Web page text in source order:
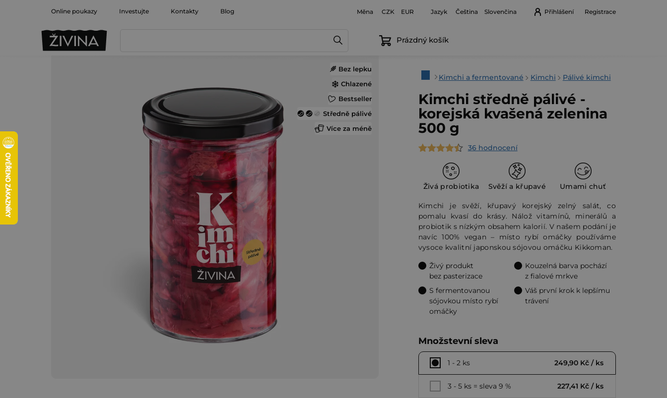
Online poukazy Investujte Kontakty Blog Měna CZK EUR Jazyk Čeština Slovenčina Přihlášení Registrace
Nákupní
Prázdný košík
DomůKimchi a fermentované Kimchi Pálivé kimchi
Kimchi středně pálivé -
korejská kvašená zelenina
500 g
Průměrné
hodnocení
produktu
je
4,7
z
5
hvězdiček.
36 hodnocení
Živá probiotika Svěží a křupavé Umami chuť
Kimchi je svěží, křupavý korejský zelný salát, co
pomalu kvasí do krásy. Nálož vitamínů, minerálů a
probiotik s nízkým obsahem kalorií. V našem podání je
navíc 100% vegan – místo rybí omáčky používáme
vysoce kvalitní japonskou sójovou omáčku Kikkoman.
Živý produkt
bez pasterizace
Kouzelná barva pochází
z fialové mrkve
S fermentovanou
sójovkou místo rybí
omáčky
Váš první krok k lepšímu
trávení
Množstevní sleva
1 - 2 ks 249,90 Kč/ ks
3 - 5 ks = sleva 9 % 227,41 Kč/ ks
Bez lepku
Chlazené
Bestseller
Středně pálivé
Více za méně